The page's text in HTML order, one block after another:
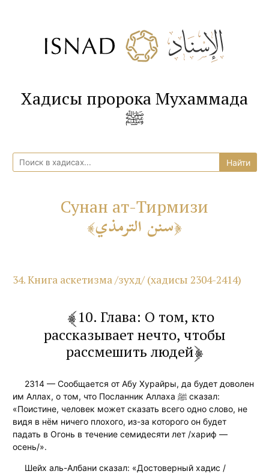
Хадисы пророка Мухаммада
ﷺ
Сунан ат-Тирмизи
سنن الترمذي
34. Книга аскетизма /зухд/ (хадисы 2304-2414)
10. Глава: О том, кто
рассказывает нечто, чтобы
рассмешить людей
2314 — Сообщается от Абу Хурайры, да будет доволен
им Аллах, о том, что Посланник Аллаха ﷺ сказал:
«Поистине, человек может сказать всего одно слово, не
видя в нём ничего плохого, из-за которого он будет
падать в Огонь в течение семидесяти лет /хариф —
осень/».
Шейх аль-Албани сказал: «Достоверный хадис /